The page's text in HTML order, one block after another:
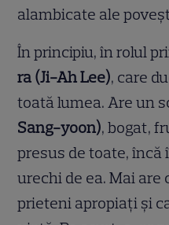
alambicate ale
În principiu, în rolul
ra (Ji-Ah Lee), care
toată lumea. Are un
Sang-yoon), bogat,
presus de toate,
urechi de ea. Mai
prieteni apropiați și